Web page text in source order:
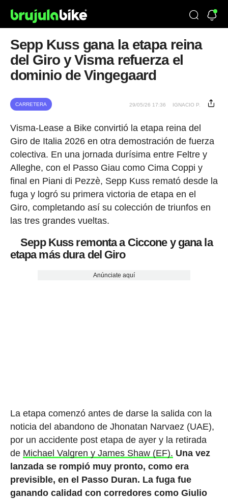
Sepp Kuss gana la etapa reina
del Giro y Visma refuerza el
dominio de Vingegaard
CARRETERA 29/05/26 17:36 IGNACIO P.
Visma-Lease a Bike convirtió la etapa reina del
Giro de Italia 2026 en otra demostración de fuerza
colectiva. En una jornada durísima entre Feltre y
Alleghe, con el Passo Giau como Cima Coppi y
final en Piani di Pezzè, Sepp Kuss remató desde la
fuga y logró su primera victoria de etapa en el
Giro, completando así su colección de triunfos en
las tres grandes vueltas.
Sepp Kuss remonta a Ciccone y gana la
etapa más dura del Giro
Anúnciate aquí
La etapa comenzó antes de darse la salida con la
noticia del abandono de Jhonatan Narvaez (UAE),
por un accidente post etapa de ayer y la retirada
de Michael Valgren y James Shaw (EF). Una vez
lanzada se rompió muy pronto, como era
previsible, en el Passo Duran. La fuga fue
ganando calidad con corredores como Giulio